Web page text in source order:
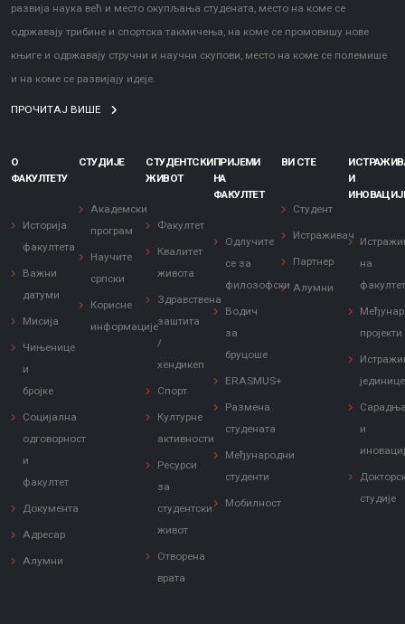
развија наука већ и место окупљања студената, место на коме се
одржавају трибине и спортска такмичења, на коме се промовишу нове
књиге и одржавају стручни и научни скупови, место на коме се полемише
и на коме се развијају идеје.
ПРОЧИТАЈ ВИШЕ
О
ФАКУЛТЕТУ
Историја
факултета
Важни
датуми
Мисија
Чињенице
и
бројке
Социјална
одговорност
и
факултет
Документа
Адресар
Алумни
СТУДИЈЕ
Академски
програм
Научите
српски
Корисне
информације
СТУДЕНТСКИ
ЖИВОТ
Факултет
Квалитет
живота
Здравствена
заштита
/
хендикеп
Спорт
Културне
активности
Ресурси
за
студентски
живот
Отворена
врата
ПРИЈЕМИ
НА
ФАКУЛТЕТ
Одлучите
се за
филозофски
Водич
за
бруцоше
ERASMUS+
Размена
студената
Међународни
студенти
Мобилност
ВИ СТЕ
Студент
Истраживач
Партнер
Алумни
И
на
пројекти
јединице
и
студије